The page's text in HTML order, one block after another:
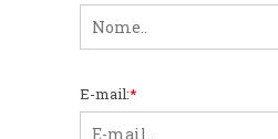
E-mail:*